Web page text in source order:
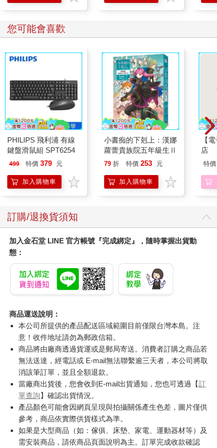
您可能會喜歡
PHILIPS 飛利浦 有線
鍵盤滑鼠組 SPT6254
499 特價 379 元
加入購物車
小書痴的下剋上：漢娜
蘿蕾貴族院五年級生Ⅱ
79 折 特價 253 元
加入購物車
【
店
特價
訂購/退換貨須知
加入金石堂 LINE 官方帳號『完成綁定』，隨時掌握出貨動
態：
商品運送說明：
本公司所提供的產品配送區域範圍目前僅限台灣本島。注
意！收件地址請勿為郵政信箱。
商品將由廠商透過貨運或是郵局寄送。消費者訂購之商品若
無法送達，經電話或 E-mail無法聯繫逾三天者，本公司將取
消該筆訂單，並且全額退款。
當廠商出貨後，您會收到E-mail出貨通知，您也可透過【訂
單查詢】確認出貨情況。
產品顏色可能會因網頁呈現與拍攝關係產生色差，圖片僅供
參考，商品依實際供貨樣式為準。
如果是大型商品（如：傢俱、床墊、家電、運動器材等）及
需安裝商品，請依商品頁面說明為主。訂單完成收款確認